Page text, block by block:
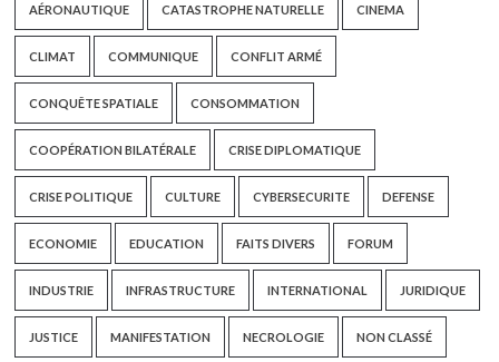
AÉRONAUTIQUE CATASTROPHE NATURELLE CINEMA
CLIMAT COMMUNIQUE CONFLIT ARMÉ
CONQUÊTE SPATIALE CONSOMMATION
COOPÉRATION BILATÉRALE CRISE DIPLOMATIQUE
CRISE POLITIQUE CULTURE CYBERSECURITE DEFENSE
ECONOMIE EDUCATION FAITS DIVERS FORUM
INDUSTRIE INFRASTRUCTURE INTERNATIONAL JURIDIQUE
JUSTICE MANIFESTATION NECROLOGIE NON CLASSÉ